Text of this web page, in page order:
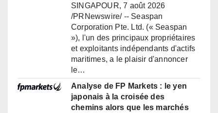
SINGAPOUR, 7 août 2026
/PRNewswire/ -- Seaspan
Corporation Pte. Ltd. (« Seaspan
»), l'un des principaux propriétaires
et exploitants indépendants d'actifs
maritimes, a le plaisir d'annoncer
le…
Analyse de FP Markets : le yen
japonais à la croisée des
chemins alors que les marchés